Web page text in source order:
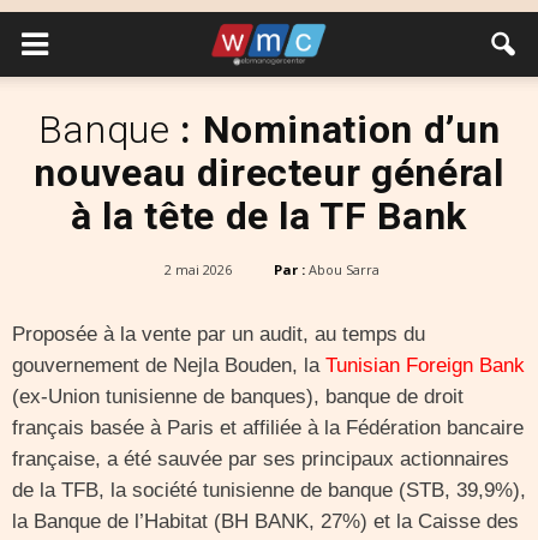
Banque : Nomination d’un
nouveau directeur général
à la tête de la TF Bank
2 mai 2026 Par : Abou Sarra
Proposée à la vente par un audit, au temps du
gouvernement de Nejla Bouden, la Tunisian Foreign Bank
(ex-Union tunisienne de banques), banque de droit
français basée à Paris et affiliée à la Fédération bancaire
française, a été sauvée par ses principaux actionnaires
de la TFB, la société tunisienne de banque (STB, 39,9%),
la Banque de l’Habitat (BH BANK, 27%) et la Caisse des